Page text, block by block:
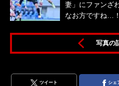
妻」にファンざ
なお方ですね…
写真の
ツイート シェ